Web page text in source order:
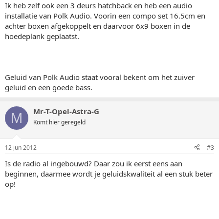
Ik heb zelf ook een 3 deurs hatchback en heb een audio
installatie van Polk Audio. Voorin een compo set 16.5cm en
achter boxen afgekoppelt en daarvoor 6x9 boxen in de
hoedeplank geplaatst.
Geluid van Polk Audio staat vooral bekent om het zuiver
geluid en een goede bass.
M Mr-T-Opel-Astra-G
Komt hier geregeld
12 jun 2012 #3
Is de radio al ingebouwd? Daar zou ik eerst eens aan
beginnen, daarmee wordt je geluidskwaliteit al een stuk beter
op!